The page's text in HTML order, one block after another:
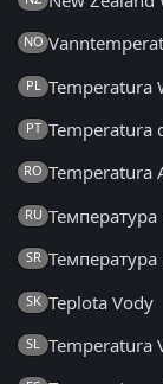
NO
PL Temperatura
PT Temperatura
RO Temperatura
RU
SR
SK Teplota Vody
SL Temperatura